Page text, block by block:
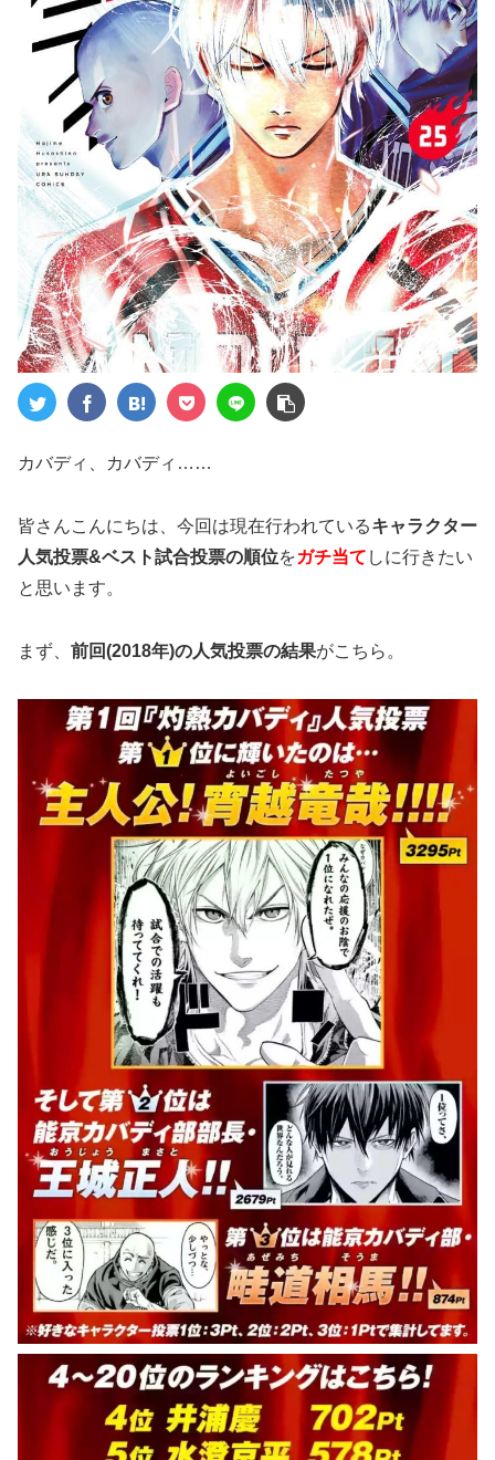
カバディ、カバディ……
皆さんこんにちは、今回は現在行われているキャラクター
人気投票&ベスト試合投票の順位をガチ当て しに行きたい
と思います。
まず、 前回(2018年)の人気投票の結果がこちら。